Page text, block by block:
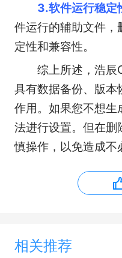
3.软件运行稳定
件运行的辅助文件
定性和兼容性。
综上所述，浩辰
具有数据备份、版
作用。如果您不想
法进行设置。但在
慎操作，以免造成不
相关推荐